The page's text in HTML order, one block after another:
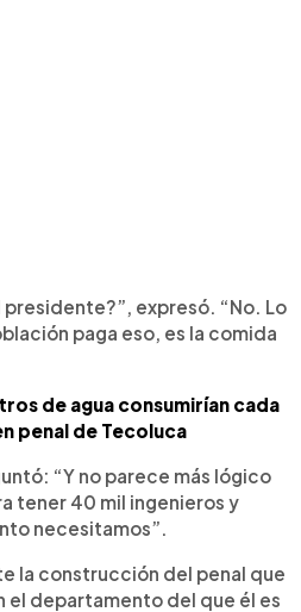
presidente?”, expresó. “No. Lo
paga eso, es la comida
de agua consumirían cada
penal de Tecoluca
“Y no parece más lógico
tener 40 mil ingenieros y
necesitamos”.
la construcción del penal que
el departamento del que él es